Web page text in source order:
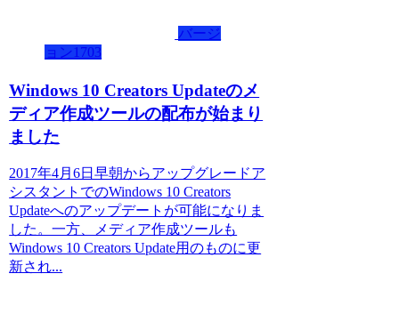
バージ
ョン1703
Windows 10 Creators Updateのメ
ディア作成ツールの配布が始まり
ました
2017年4月6日早朝からアップグレードア
シスタントでのWindows 10 Creators
Updateへのアップデートが可能になりま
した。一方、メディア作成ツールも
Windows 10 Creators Update用のものに更
新され...